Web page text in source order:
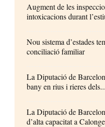
Augment de les
intoxicacions durant
Nou sistema d’estades
conciliació familiar
La Diputació de
bany en rius i rieres dels...
La Diputació de
d’alta capacitat a